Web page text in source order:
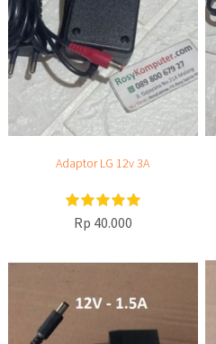
Adaptor LG 12v 3A
Rp 40.000